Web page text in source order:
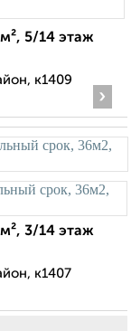
5/14 этаж
к1409
›
3/14 этаж
к1407